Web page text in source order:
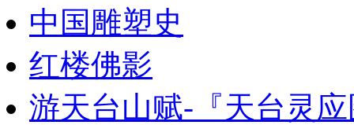
中国雕塑史
红楼佛影
游天台山赋-『天台灵